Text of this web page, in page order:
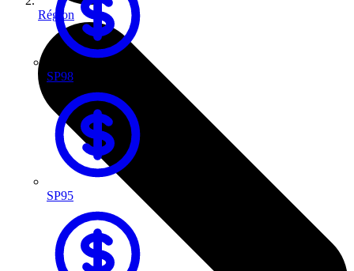
SP98
SP95
Région